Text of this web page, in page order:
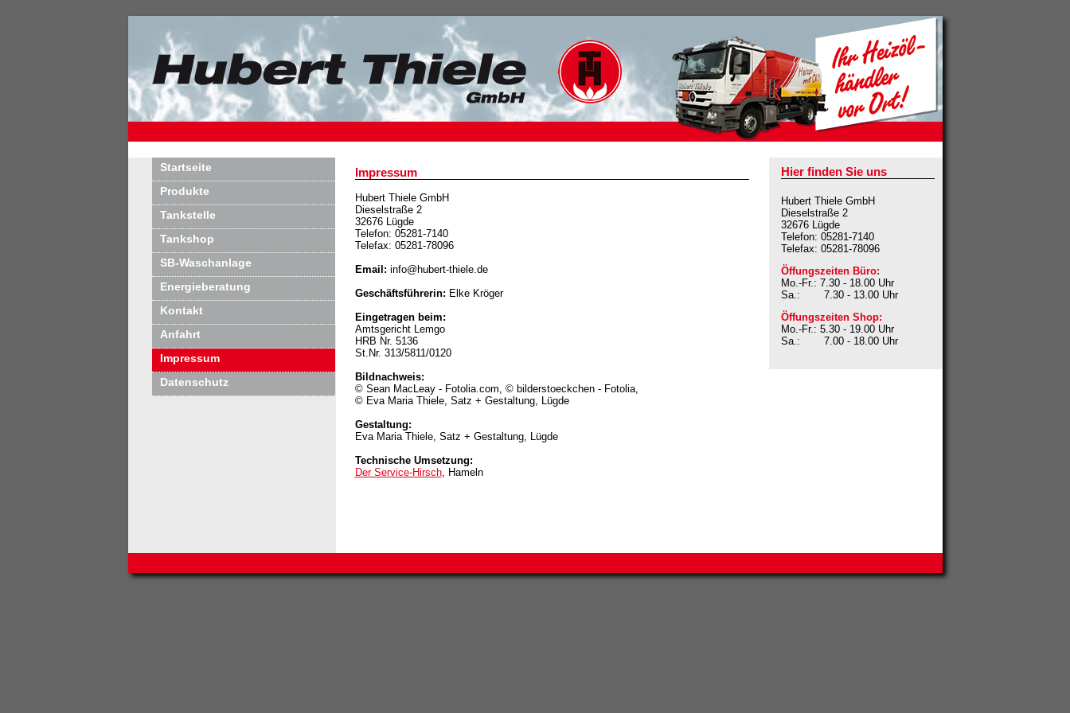
Startseite
Produkte
Tankstelle
Tankshop
SB-Waschanlage
Energieberatung
Kontakt
Anfahrt
Impressum
Datenschutz
Hier finden Sie uns
Hubert Thiele GmbH
Dieselstraße 2
32676 Lügde
Telefon: 05281-7140
Telefax: 05281-78096
Öffungszeiten Büro:
Mo.-Fr.: 7.30 - 18.00 Uhr
Sa.:
7.30 - 13.00 Uhr
Öffungszeiten Shop:
Mo.-Fr.: 5.30 - 19.00 Uhr
Sa.:
7.00 - 18.00 Uhr
Impressum
Hubert Thiele GmbH
Dieselstraße 2
32676 Lügde
Telefon: 05281-7140
Telefax: 05281-78096
Email: info@hubert-thiele.de
Geschäftsführerin: Elke Kröger
Eingetragen beim:
Amtsgericht Lemgo
HRB Nr. 5136
St.Nr. 313/5811/0120
Bildnachweis:
© Sean MacLeay - Fotolia.com, © bilderstoeckchen - Fotolia,
© Eva Maria Thiele, Satz + Gestaltung, Lügde
Gestaltung:
Eva Maria Thiele, Satz + Gestaltung, Lügde
Technische Umsetzung:
Der Service-Hirsch, Hameln